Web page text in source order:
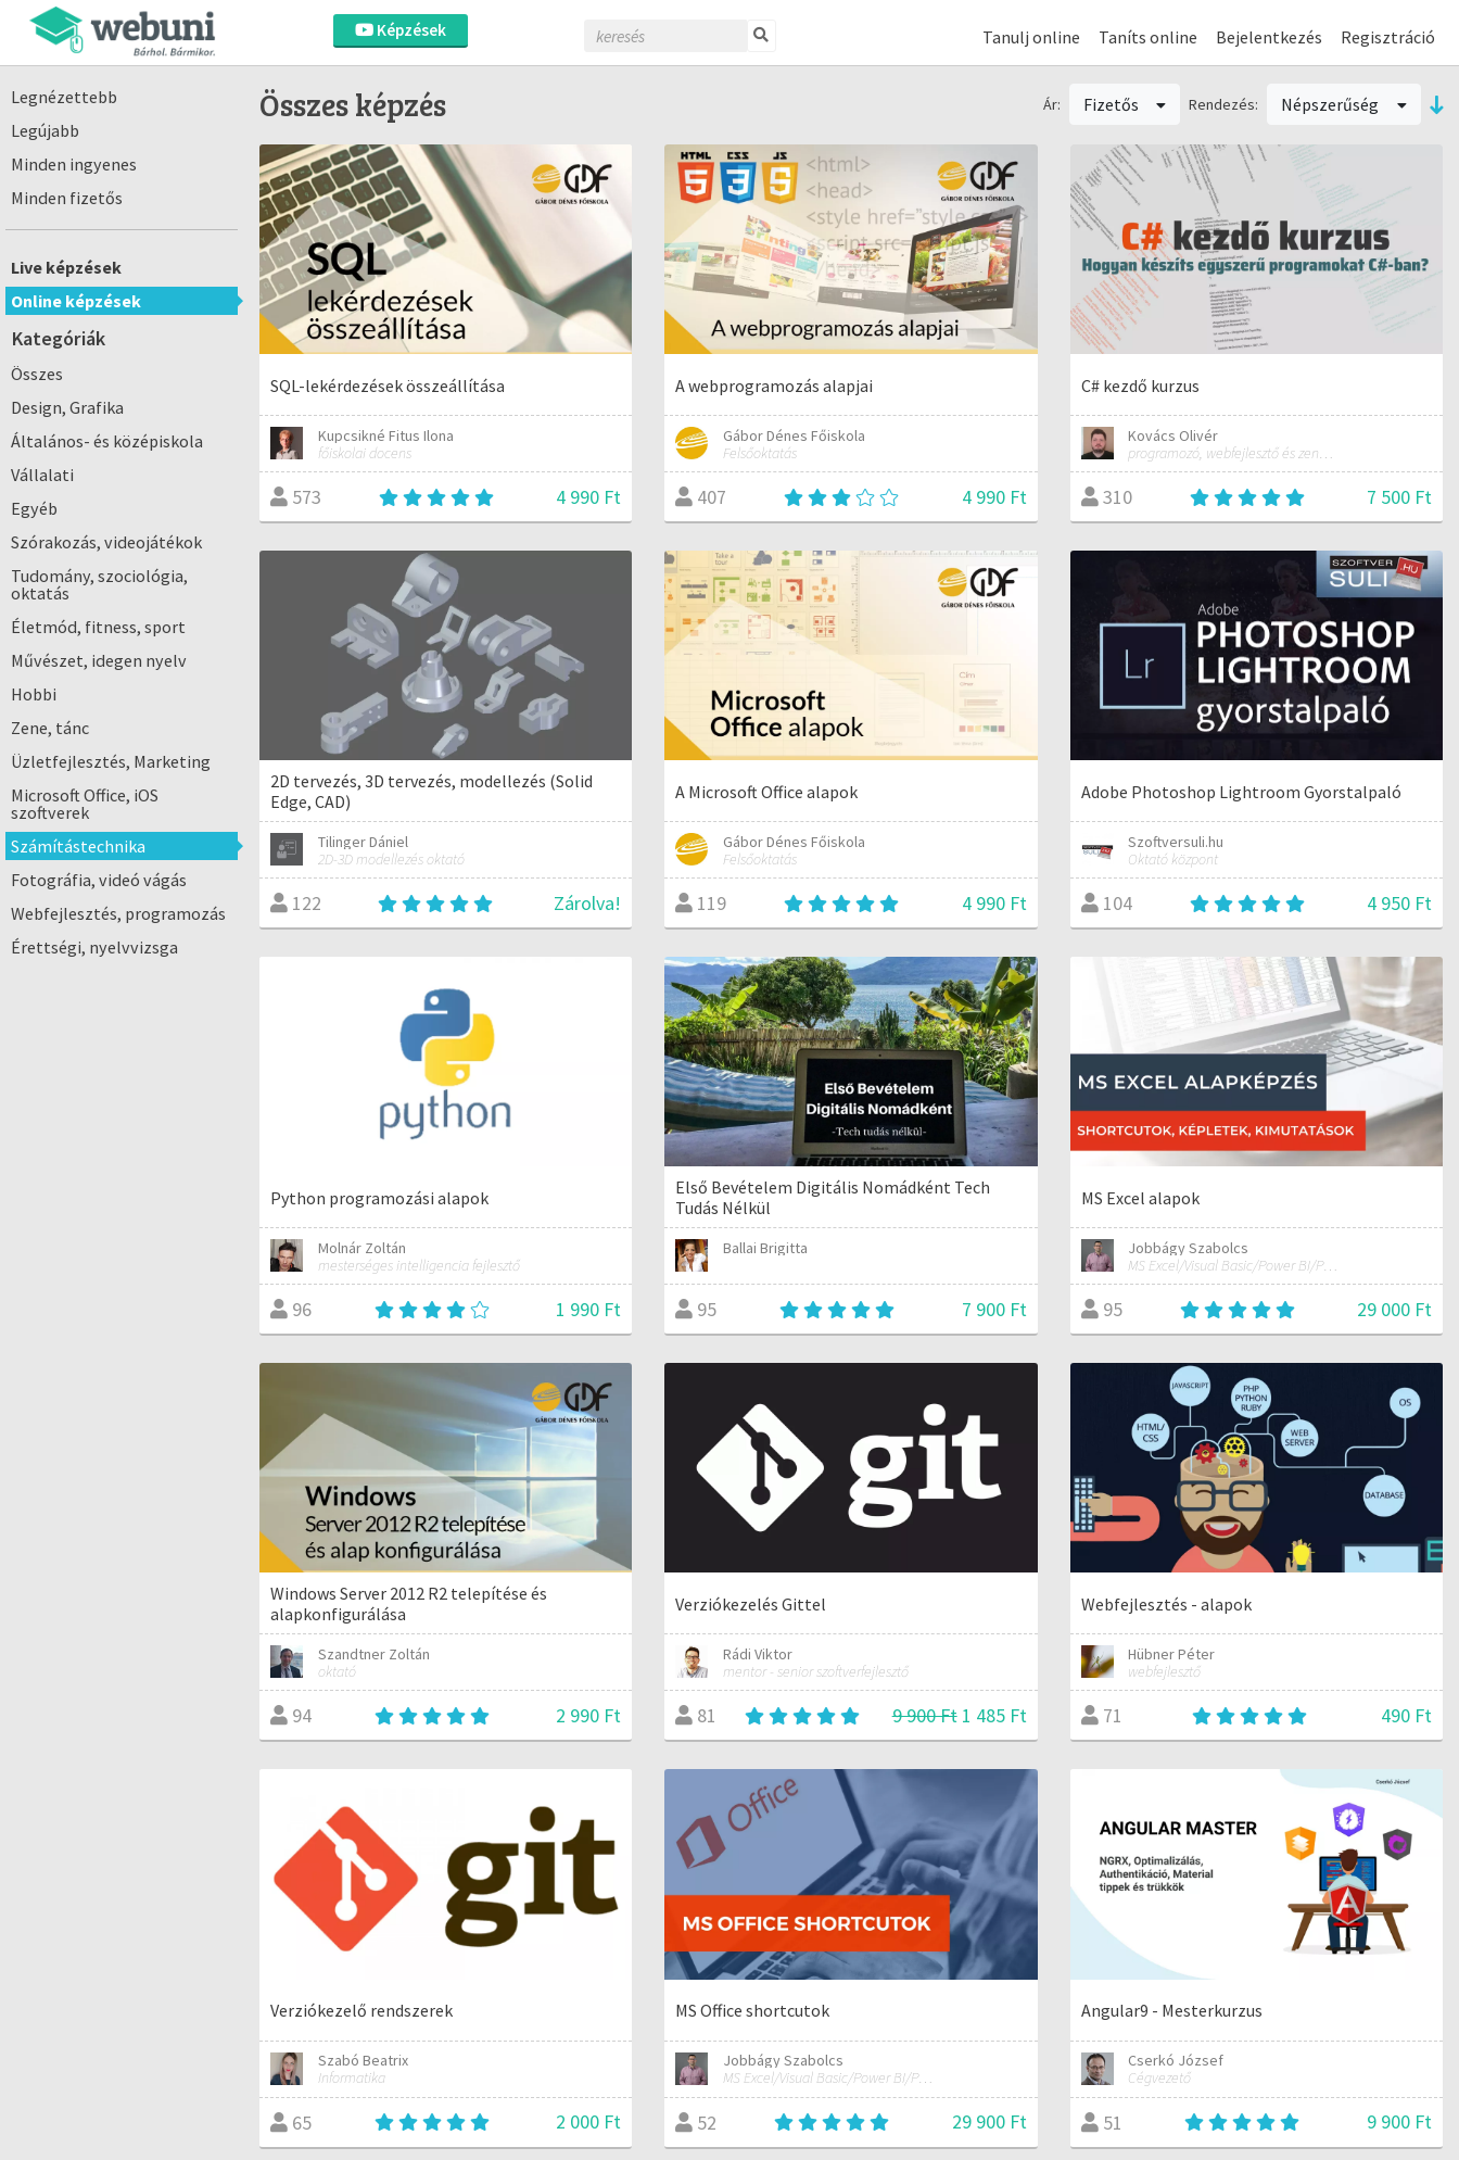
Képzések Tanulj online Taníts online Bejelentkezés Regisztráció
Legnézettebb
Legújabb
Minden ingyenes
Minden fizetős
Live képzések
Online képzések
Kategóriák
Összes
Design, Grafika
Általános- és középiskola
Vállalati
Egyéb
Szórakozás, videojátékok
Tudomány, szociológia,
oktatás
Életmód, fitness, sport
Művészet, idegen nyelv
Hobbi
Zene, tánc
Üzletfejlesztés, Marketing
Microsoft Office, iOS
szoftverek
Számítástechnika
Fotográfia, videó vágás
Webfejlesztés, programozás
Érettségi, nyelvvizsga
Összes képzés Ár: Fizetős Rendezés: Népszerűség
SQL-lekérdezések összeállítása
Kupcsikné Fitus Ilona
főiskolai docens
573 4 990 Ft
A webprogramozás alapjai
Gábor Dénes Főiskola
Felsőoktatás
407 4 990 Ft
C# kezdő kurzus
Kovács Olivér
programozó, webfejlesztő és zeneszerző
310 7 500 Ft
2D tervezés, 3D tervezés, modellezés (Solid
Edge, CAD)
Tilinger Dániel
2D-3D modellezés oktató
122 Zárolva!
A Microsoft Office alapok
Gábor Dénes Főiskola
Felsőoktatás
119 4 990 Ft
Adobe Photoshop Lightroom Gyorstalpaló
Szoftversuli.hu
Oktató központ
104 4 950 Ft
Python programozási alapok
Molnár Zoltán
mesterséges intelligencia fejlesztő
96 1 990 Ft
Első Bevételem Digitális Nomádként Tech
Tudás Nélkül
Ballai Brigitta
95 7 900 Ft
MS Excel alapok
Jobbágy Szabolcs
MS Excel/Visual Basic/Power BI/Python adatelemzési szakértő
95 29 000 Ft
Windows Server 2012 R2 telepítése és
alapkonfigurálása
Szandtner Zoltán
oktató
94 2 990 Ft
Verziókezelés Gittel
Rádi Viktor
mentor - senior szoftverfejlesztő
81 9 900 Ft1 485 Ft
Webfejlesztés - alapok
Hübner Péter
webfejlesztő
71 490 Ft
Verziókezelő rendszerek
Szabó Beatrix
Informatika
65 2 000 Ft
MS Office shortcutok
Jobbágy Szabolcs
MS Excel/Visual Basic/Power BI/Python adatelemzési szakértő
52 29 900 Ft
Angular9 - Mesterkurzus
Cserkó József
Cégvezető
51 9 900 Ft